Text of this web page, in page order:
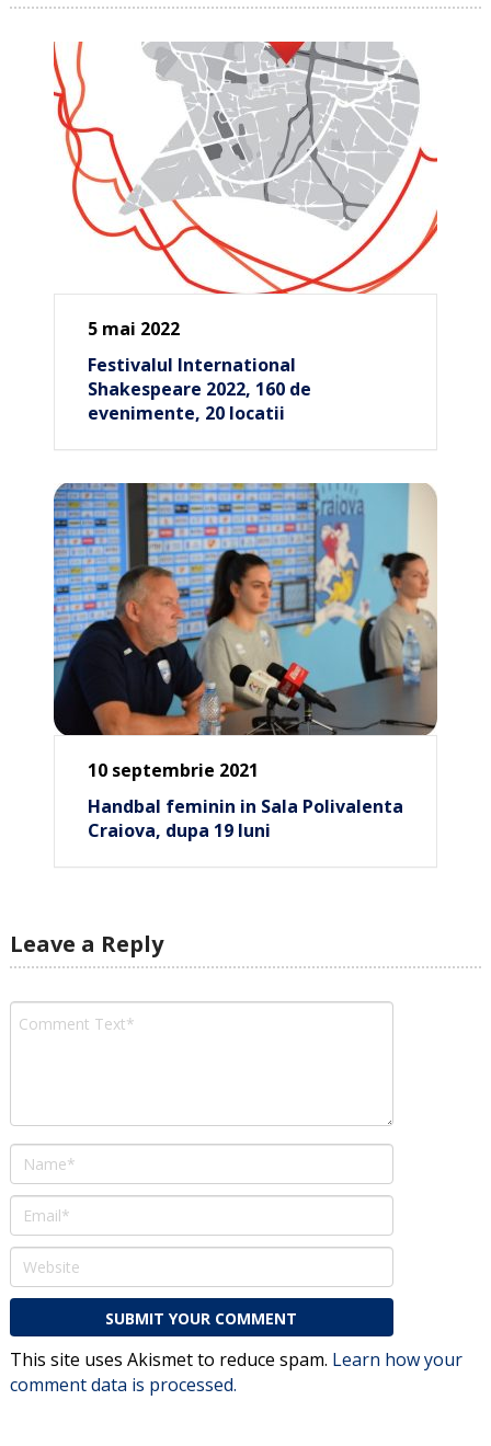
5 mai 2022
Festivalul International
Shakespeare 2022, 160 de
evenimente, 20 locatii
10 septembrie 2021
Handbal feminin in Sala Polivalenta
Craiova, dupa 19 luni
Leave a Reply
This site uses Akismet to reduce spam. Learn how your
comment data is processed.